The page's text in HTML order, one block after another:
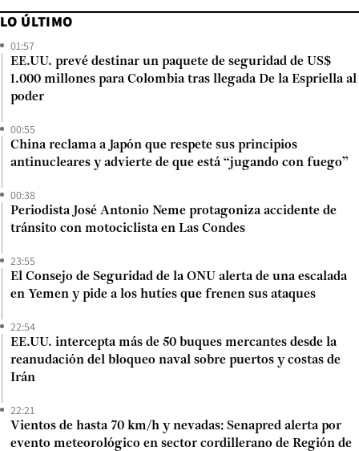
LO ÚLTIMO
01:57
EE.UU. prevé destinar un paquete de seguridad de US$
1.000 millones para Colombia tras llegada De la Espriella al
poder
00:55
China reclama a Japón que respete sus principios
antinucleares y advierte de que está “jugando con fuego”
00:38
Periodista José Antonio Neme protagoniza accidente de
tránsito con motociclista en Las Condes
23:55
El Consejo de Seguridad de la ONU alerta de una escalada
en Yemen y pide a los hutíes que frenen sus ataques
22:54
EE.UU. intercepta más de 50 buques mercantes desde la
reanudación del bloqueo naval sobre puertos y costas de
Irán
22:21
Vientos de hasta 70 km/h y nevadas: Senapred alerta por
evento meteorológico en sector cordillerano de Región de